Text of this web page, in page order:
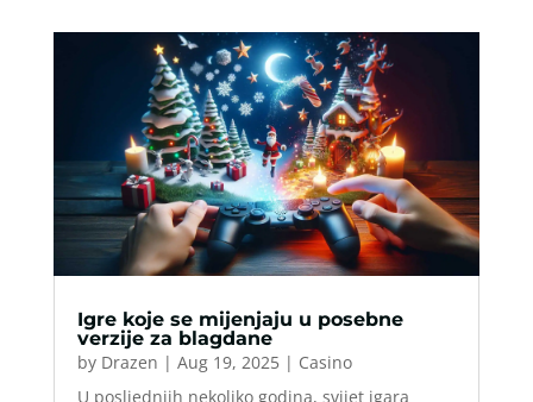
Igre koje se mijenjaju u posebne
verzije za blagdane
by Drazen | Aug 19, 2025| Casino
U posljednjih nekoliko godina, svijet igara